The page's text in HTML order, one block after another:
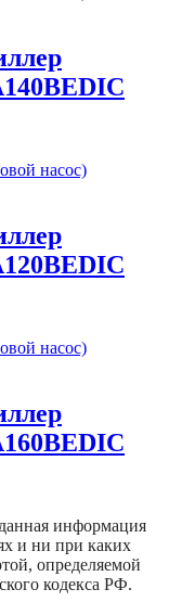
информация
и ни при каких
определяемой
кодекса РФ.